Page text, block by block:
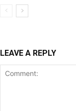
LEAVE A REPLY